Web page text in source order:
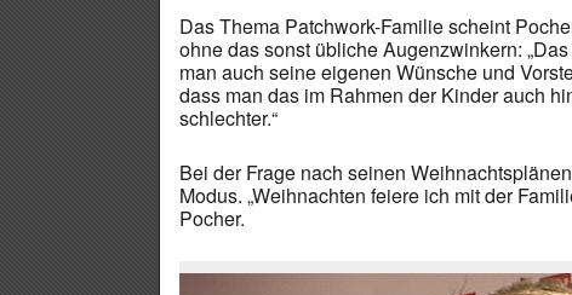
Das Thema Patchwork-Familie scheint
ohne das sonst übliche Augenzwinkern:
man auch seine eigenen Wünsche und
dass man das im Rahmen der Kinder auch
schlechter.“
Bei der Frage nach seinen
Modus. „Weihnachten feiere ich mit der
Pocher.